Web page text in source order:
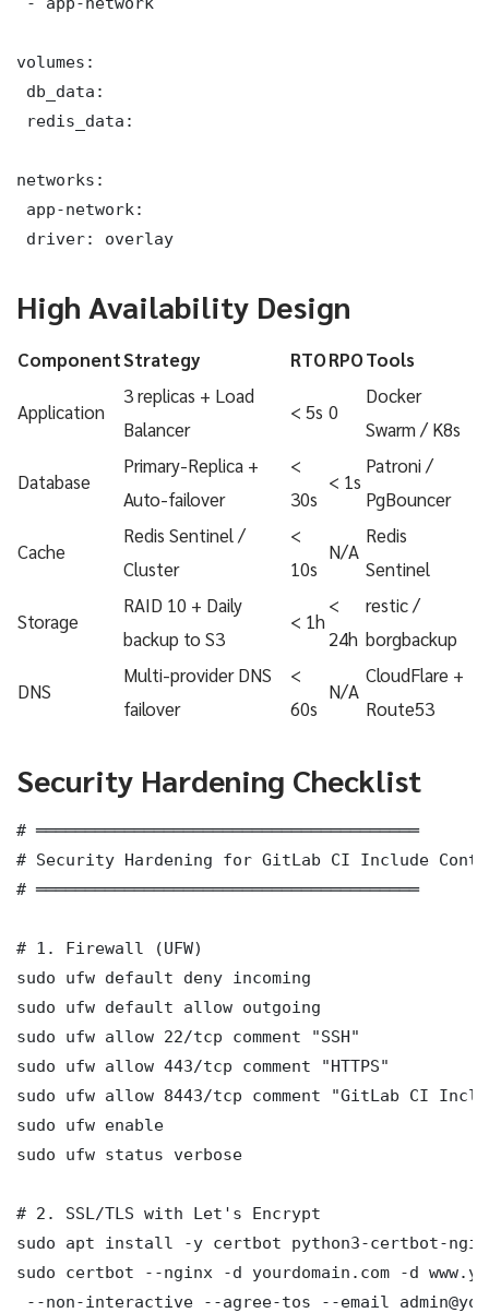
volumes:
db_data:
redis_data:
networks:
app-network:
driver: overlay
High Availability Design
ComponentStrategy RTORPOTools
Application
3 replicas + Load
Balancer
< 5s 0
Docker
Swarm / K8s
Database
Primary-Replica +
Auto-failover
<
30s
< 1s
Patroni /
PgBouncer
Cache
Redis Sentinel /
Cluster
<
10s
N/A
Redis
Sentinel
Storage
RAID 10 + Daily
backup to S3
< 1h
<
24h
restic /
borgbackup
DNS
Multi-provider DNS
failover
<
60s
N/A
CloudFlare +
Route53
Security Hardening Checklist
# ═══════════════════════════════════════
# Security Hardening for GitLab CI Include
# ═══════════════════════════════════════
# 1. Firewall (UFW)
sudo ufw default deny incoming
sudo ufw default allow outgoing
sudo ufw allow 22/tcp comment "SSH"
sudo ufw allow 443/tcp comment "HTTPS"
sudo ufw allow 8443/tcp comment "GitLab CI
sudo ufw enable
sudo ufw status verbose
# 2. SSL/TLS with Let's Encrypt
sudo apt install -y certbot python3-certbot-
sudo certbot --nginx -d yourdomain.com -d
--non-interactive --agree-tos --email